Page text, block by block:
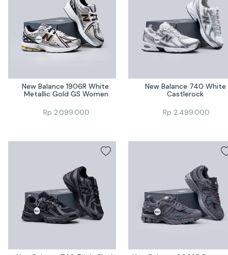
New Balance 1906R White
Metallic Gold GS Women
Rp 2.099.000
New Balance 740 White
Castlerock
Rp 2.499.000